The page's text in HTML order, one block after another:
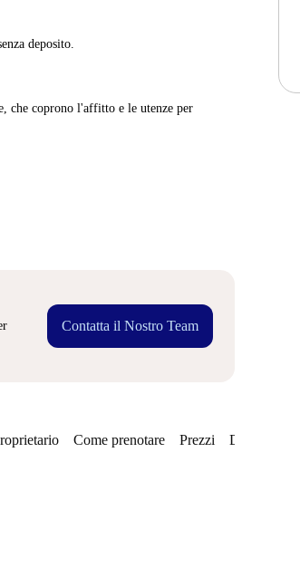
deposito.
che coprono l'affitto e le utenze per
Contatta il Nostro Team
Come prenotare Prezzi Disponibilità